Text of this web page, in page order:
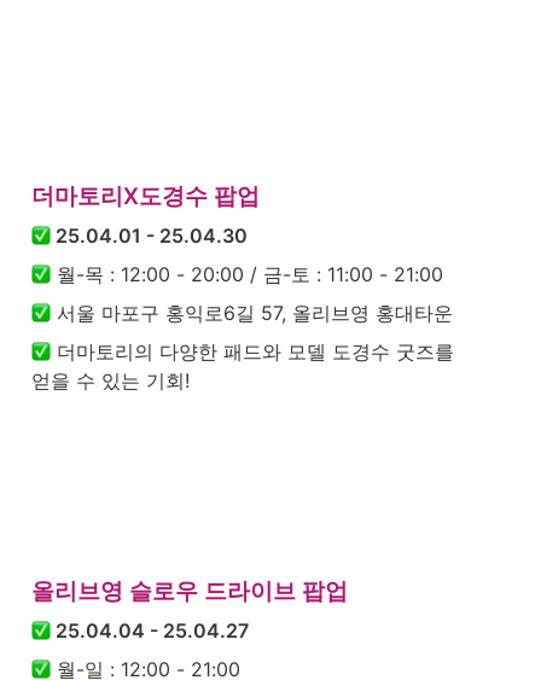
더마토리X도경수 팝업
25.04.01 - 25.04.30
월-목 : 12:00 - 20:00 / 금-토 : 11:00 - 21:00
서울 마포구 홍익로6길 57, 올리브영 홍대타운
더마토리의 다양한 패드와 모델 도경수 굿즈를
얻을 수 있는 기회!
올리브영 슬로우 드라이브 팝업
25.04.04 - 25.04.27
월-일 : 12:00 - 21:00